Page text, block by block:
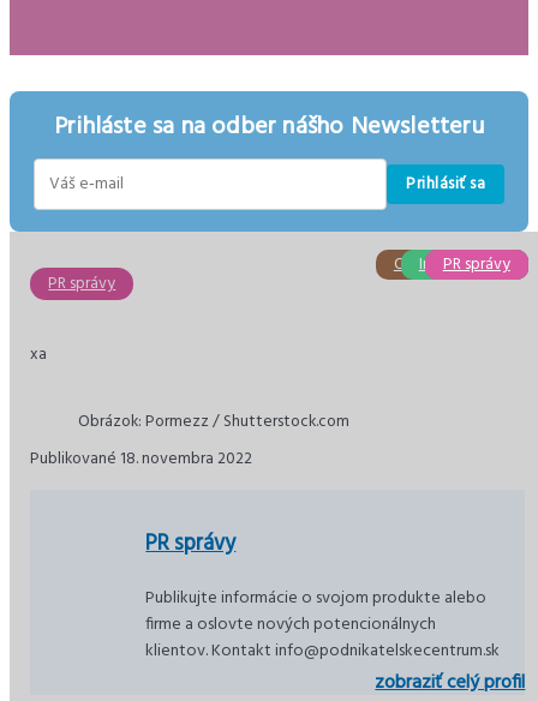
Prihláste sa na odber nášho Newsletteru
Prihlásiť sa
PR správy
xa
Obrázok: Pormezz / Shutterstock.com
Publikované 18. novembra 2022
PR správy
Publikujte informácie o svojom produkte alebo
firme a oslovte nových potencionálnych
klientov. Kontakt info@podnikatelskecentrum.sk
zobraziť celý profil
Dane
Obchod a služby
Investovanie
PR správy
PR správy
PR správy